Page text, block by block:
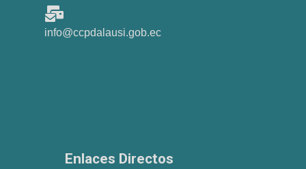
info@ccpdalausi.gob.ec
Enlaces Directos